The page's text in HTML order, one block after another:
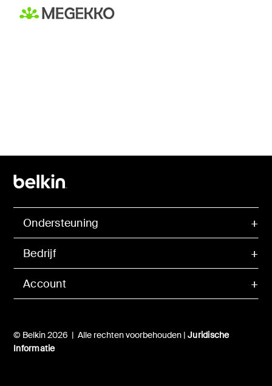
Account
Ondersteuning
Bedrijf
© Belkin 2026 | Alle rechten voorbehouden | Juridische
Informatie